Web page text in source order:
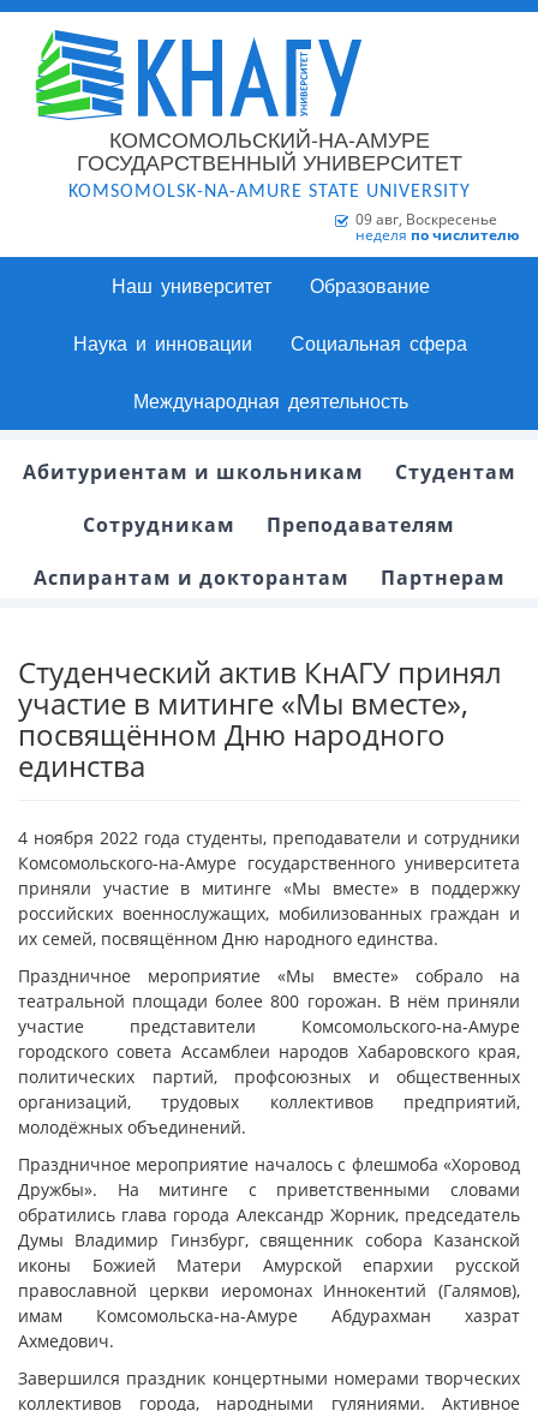
КОМСОМОЛЬСКИЙ-НА-АМУРЕ
ГОСУДАРСТВЕННЫЙ УНИВЕРСИТЕТ
KOMSOMOLSK-NA-AMURE STATE UNIVERSITY
09 авг, Воскресенье
неделя по числителю
Наш университет Образование
Наука и инновации Социальная сфера
Международная деятельность
Абитуриентам и школьникам
Студентам
Сотрудникам
Преподавателям
Аспирантам и докторантам
Партнерам
Студенческий актив КнАГУ принял
участие в митинге «Мы вместе»,
посвящённом Дню народного
единства
4 ноября 2022 года студенты, преподаватели и сотрудники
Комсомольского-на-Амуре государственного университета
приняли участие в митинге «Мы вместе» в поддержку
российских военнослужащих, мобилизованных граждан и
их семей, посвящённом Дню народного единства.
Праздничное мероприятие «Мы вместе» собрало на
театральной площади более 800 горожан. В нём приняли
участие представители Комсомольского-на-Амуре
городского совета Ассамблеи народов Хабаровского края,
политических партий, профсоюзных и общественных
организаций, трудовых коллективов предприятий,
молодёжных объединений.
Праздничное мероприятие началось с флешмоба «Хоровод
Дружбы». На митинге с приветственными словами
обратились глава города Александр Жорник, председатель
Думы Владимир Гинзбург, священник собора Казанской
иконы Божией Матери Амурской епархии русской
православной церкви иеромонах Иннокентий (Галямов),
имам Комсомольска-на-Амуре Абдурахман хазрат
Ахмедович.
Завершился праздник концертными номерами творческих
коллективов города, народными гуляниями. Активное